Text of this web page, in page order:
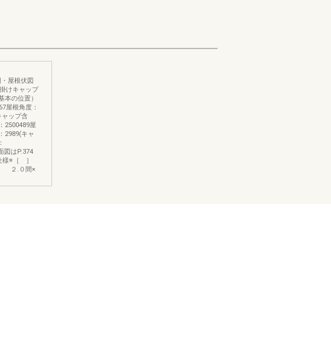
根伏図
けキャップ
の位置）
屋根角度：
ャップ含
2500489屋
2989(キャ
図はP.374
様※［ ］
２.０間×